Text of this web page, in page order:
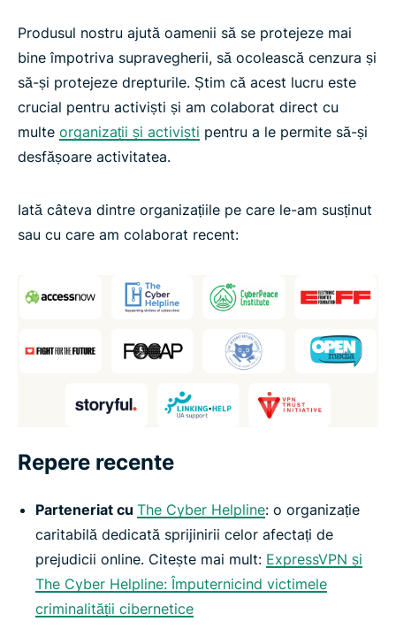
Produsul nostru ajută oamenii să se protejeze mai
bine împotriva supravegherii, să ocolească cenzura și
să-și protejeze drepturile. Știm că acest lucru este
crucial pentru activiști și am colaborat direct cu
multe organizații și activiști pentru a le permite să-și
desfășoare activitatea.
Iată câteva dintre organizațiile pe care le-am susținut
sau cu care am colaborat recent:
Repere recente
Parteneriat cu The Cyber Helpline: o organizație
caritabilă dedicată sprijinirii celor afectați de
prejudicii online. Citește mai mult: ExpressVPN și
The Cyber Helpline: Împuternicind victimele
criminalității cibernetice